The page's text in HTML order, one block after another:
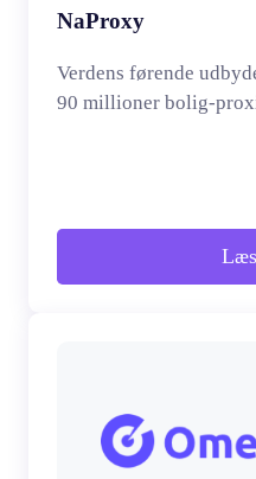
NaProxy
Verdens førende
90 millioner bolig-